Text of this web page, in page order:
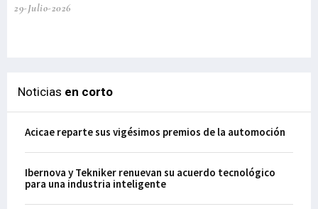
29-Julio-2026
Noticias en corto
Acicae reparte sus vigésimos premios de la automoción
Ibernova y Tekniker renuevan su acuerdo tecnológico
para una industria inteligente